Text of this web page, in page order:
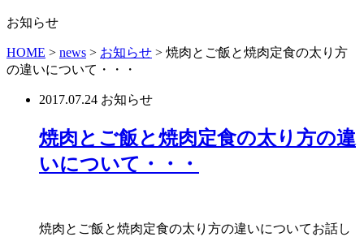
お知らせ
HOME > news > お知らせ > 焼肉とご飯と焼肉定食の太り方
の違いについて・・・
2017.07.24 お知らせ
焼肉とご飯と焼肉定食の太り方の違
いについて・・・
焼肉とご飯と焼肉定食の太り方の違いについてお話し